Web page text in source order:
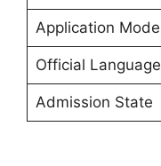
Application Mode
Official Language
Admission State